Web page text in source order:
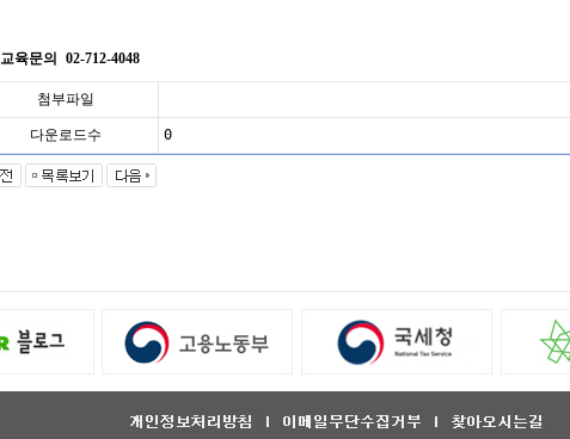
교육문의 02-712-4048
첨부파일
다운로드수 0